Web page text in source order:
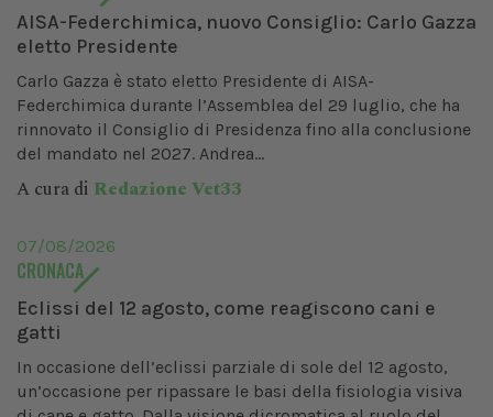
AISA-Federchimica, nuovo Consiglio: Carlo Gazza
eletto Presidente
Carlo Gazza è stato eletto Presidente di AISA-
Federchimica durante l’Assemblea del 29 luglio, che ha
rinnovato il Consiglio di Presidenza fino alla conclusione
del mandato nel 2027. Andrea...
A cura di Redazione Vet33
07/08/2026
CRONACA
Eclissi del 12 agosto, come reagiscono cani e
gatti
In occasione dell’eclissi parziale di sole del 12 agosto,
un’occasione per ripassare le basi della fisiologia visiva